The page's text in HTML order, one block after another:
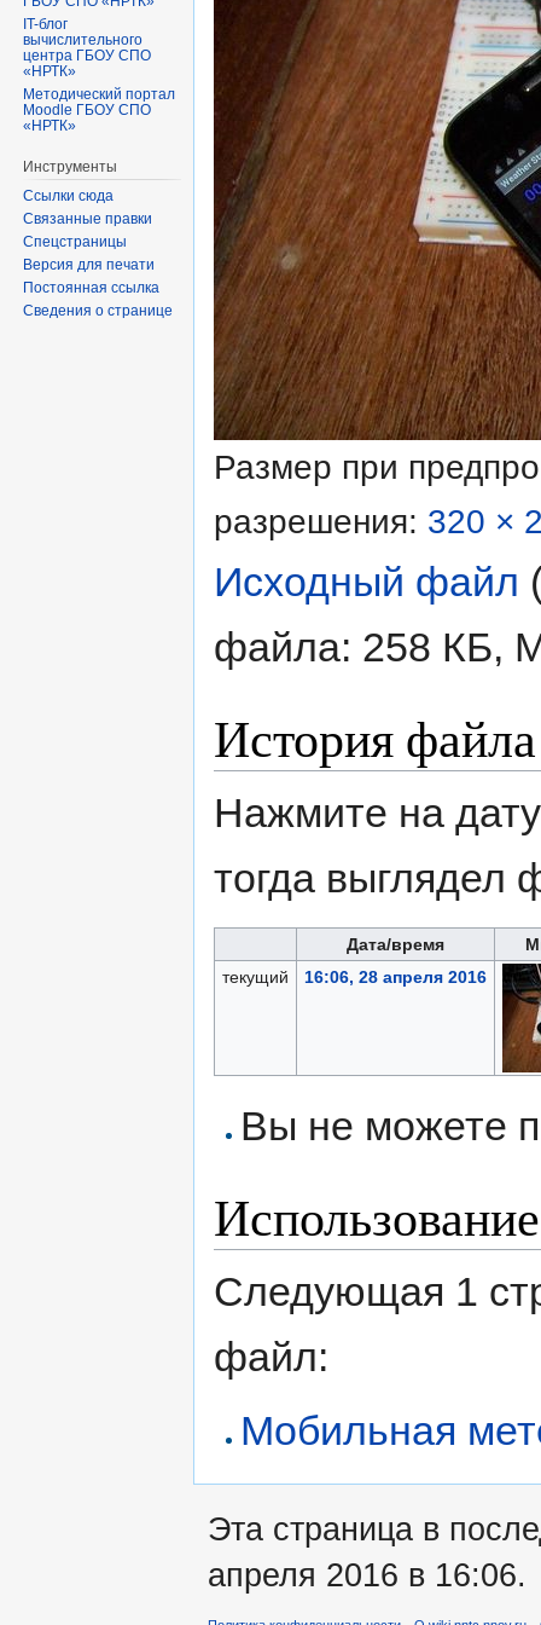
Размер при
разрешения: 320 ×
Исходный файл
файла: 258 КБ,
История файла
Нажмите на
тогда выглядел
Дата/время
текущий
16:06, 28 апреля 2016
Вы не можете
Следующая 1
файл:
Мобильная
IT-блог
вычислительного
центра ГБОУ СПО
«НРТК»
Методический портал
Moodle ГБОУ СПО
«НРТК»
Инструменты
Ссылки сюда
Связанные правки
Спецстраницы
Версия для печати
Постоянная ссылка
Сведения о странице
Эта страница в
апреля 2016 в 16:06.